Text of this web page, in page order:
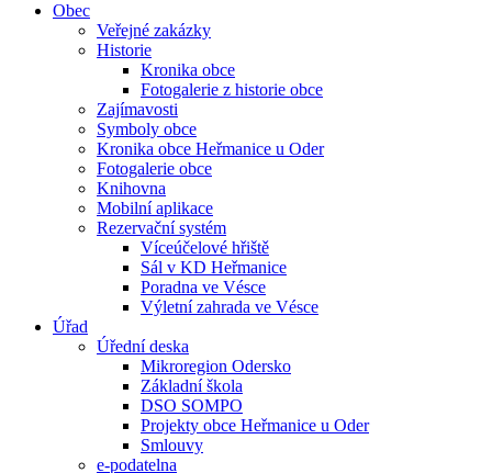
Obec
Veřejné zakázky
Historie
Kronika obce
Fotogalerie z historie obce
Zajímavosti
Symboly obce
Kronika obce Heřmanice u Oder
Fotogalerie obce
Knihovna
Mobilní aplikace
Rezervační systém
Víceúčelové hřiště
Sál v KD Heřmanice
Poradna ve Vésce
Výletní zahrada ve Vésce
Úřad
Úřední deska
Mikroregion Odersko
Základní škola
DSO SOMPO
Projekty obce Heřmanice u Oder
Smlouvy
e-podatelna